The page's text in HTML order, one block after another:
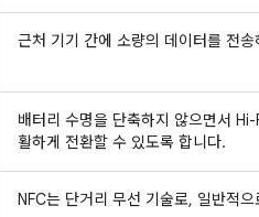
근처 기기 간에 소량의 데이터를 전
배터리 수명을 단축하지 않으면서
활하게 전환할 수 있도록 합니다.
NFC는 단거리 무선 기술로, 일반적